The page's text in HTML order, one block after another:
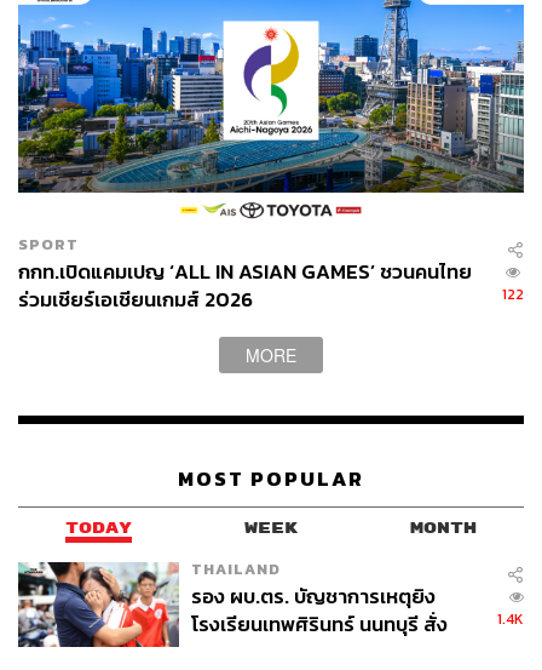
SPORT
กกท.เปิดแคมเปญ ‘ALL IN ASIAN GAMES’ ชวนคนไทย
ร่วมเชียร์เอเชียนเกมส์ 2026
122
MORE
MOST POPULAR
TODAY WEEK MONTH
THAILAND
รอง ผบ.ตร. บัญชาการเหตุยิง
โรงเรียนเทพศิรินทร์ นนทบุรี สั่ง
1.4K